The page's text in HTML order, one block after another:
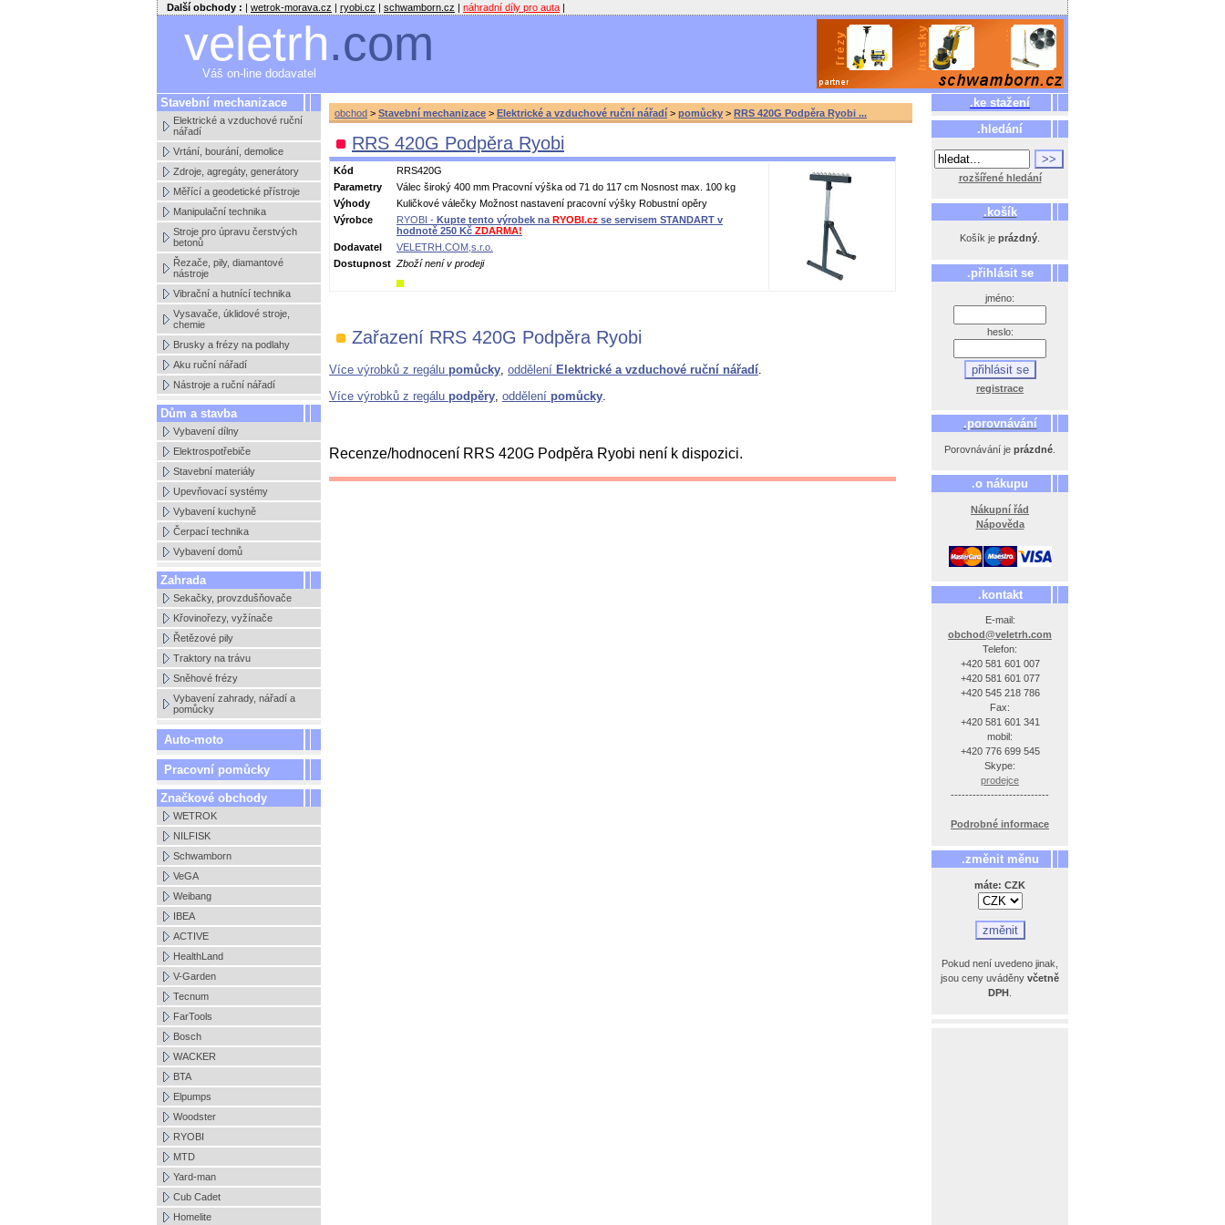
Další obchody : | wetrok-morava.cz | ryobi.cz | schwamborn.cz | náhradní díly pro auta |
veletrh.com
Váš on-line dodavatel
Stavební mechanizace
Elektrické a vzduchové ruční
nářadí
Vrtání, bourání, demolice
Zdroje, agregáty, generátory
Měřící a geodetické přístroje
Manipulační technika
Stroje pro úpravu čerstvých
betonů
Řezače, pily, diamantové
nástroje
Vibrační a hutnící technika
Vysavače, úklidové stroje,
chemie
Brusky a frézy na podlahy
Aku ruční nářadí
Nástroje a ruční nářadí
Dům a stavba
Vybavení dílny
Elektrospotřebiče
Stavební materiály
Upevňovací systémy
Vybavení kuchyně
Čerpací technika
Vybavení domů
Zahrada
Sekačky, provzdušňovače
Křovinořezy, vyžínače
Řetězové pily
Traktory na trávu
Sněhové frézy
Vybavení zahrady, nářadí a
pomůcky
Auto-moto
Pracovní pomůcky
Značkové obchody
WETROK
NILFISK
Schwamborn
VeGA
Weibang
IBEA
ACTIVE
HealthLand
V-Garden
Tecnum
FarTools
Bosch
WACKER
BTA
Elpumps
Woodster
RYOBI
MTD
Yard-man
Cub Cadet
Homelite
.ke stažení
.hledání
rozšířené hledání
.košík
Košík je prázdný
.přihlásit se
jméno:
heslo:
registrace
.porovnávání
Porovnávání je prázdné
.o nákupu
Nákupní řád
Nápověda
.kontakt
E-mail:
obchod@veletrh.com
Telefon:
+420 581 601 007
+420 581 601 077
+420 545 218 786
Fax:
+420 581 601 341
mobil:
+420 776 699 545
Skype:
prodejce
---------------------------
Podrobné informace
.změnit měnu
máte: CZK
Pokud není uvedeno jinak,
jsou ceny uváděny včetně
DPH
obchod > Stavební mechanizace > Elektrické a vzduchové ruční nářadí > pomůcky > RRS 420G Podpěra Ryobi ...
RRS 420G Podpěra Ryobi
Kód
RRS420G
Parametry
Válec široký 400 mm Pracovní výška od 71 do 117 cm Nosnost max. 100 kg
Výhody
Kuličkové válečky Možnost nastavení pracovní výšky Robustní opěry
Výrobce
RYOBI - Kupte tento výrobek na RYOBI.cz se servisem STANDART v
hodnotě 250 Kč ZDARMA!
Dodavatel
VELETRH.COM,s.r.o.
Dostupnost Zboží není v prodeji
Zařazení RRS 420G Podpěra Ryobi
Více výrobků z regálu pomůcky, oddělení Elektrické a vzduchové ruční nářadí.
Více výrobků z regálu podpěry oddělení pomůcky
Recenze/hodnocení RRS 420G Podpěra Ryobi není k dispozici.